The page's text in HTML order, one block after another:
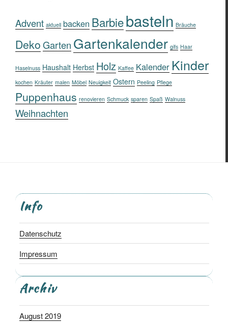
Advent aktuell backen Barbiebasteln Bräuche
DekoGarten Gartenkalender gifs Haar
Haselnuss Haushalt Herbst Holz Kaffee Kalender Kinder
kochen Kräuter malen Möbel Neuigkeit Ostern Peeling Pflege
Puppenhaus renovieren Schmuck sparen Spaß Walnuss
Weihnachten
Info
Datenschutz
Impressum
Archiv
August 2019